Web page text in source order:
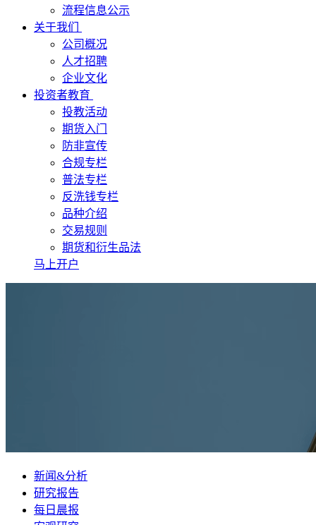
流程信息公示
关于我们
公司概况
人才招聘
企业文化
投资者教育
投教活动
期货入门
防非宣传
合规专栏
普法专栏
反洗钱专栏
品种介绍
交易规则
期货和衍生品法
马上开户
新闻&分析
研究报告
每日晨报